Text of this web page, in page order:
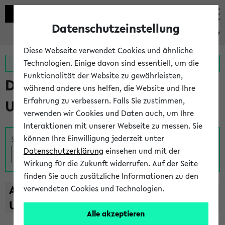
eKVV
Zur MeineUni App Zum MeineUni Portal
Das Lehrangebot der
Universität Bielefeld
Suche
A B C D E F G H I J K L M N O
U
V W X Y
Z
Datenschutzeinstellung
Diese Webseite verwendet Cookies und ähnliche
Technologien. Einige davon sind essentiell, um die
Funktionalität der Website zu gewährleisten,
während andere uns helfen, die Website und Ihre
Erfahrung zu verbessern. Falls Sie zustimmen,
verwenden wir Cookies und Daten auch, um Ihre
Interaktionen mit unserer Webseite zu messen. Sie
können Ihre Einwilligung jederzeit unter
Datenschutzerklärung einsehen und mit der
Wirkung für die Zukunft widerrufen. Auf der Seite
finden Sie auch zusätzliche Informationen zu den
verwendeten Cookies und Technologien.
Alle akzeptieren